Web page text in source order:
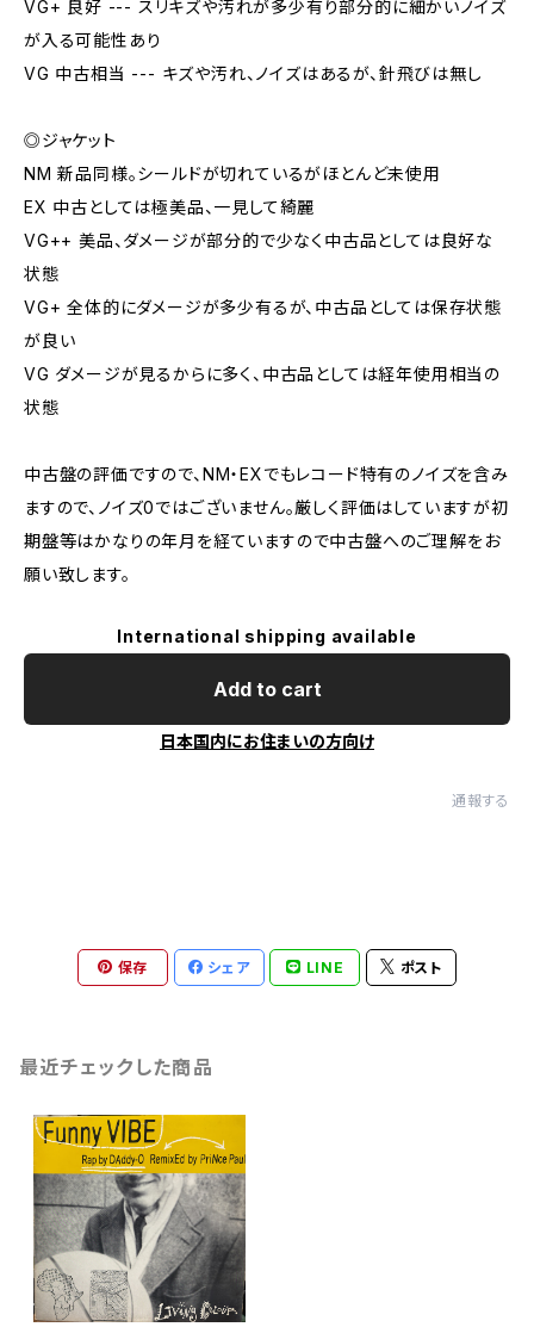
VG+ 良好 --- スリキズや汚れが多少有り部分的に細かいノイズ
が入る可能性あり
VG 中古相当 --- キズや汚れ、ノイズはあるが、針飛びは無し
◎ジャケット
NM 新品同様。シールドが切れているがほとんど未使用
EX 中古としては極美品、一見して綺麗
VG++ 美品、ダメージが部分的で少なく中古品としては良好な
状態
VG+ 全体的にダメージが多少有るが、中古品としては保存状態
が良い
VG ダメージが見るからに多く、中古品としては経年使用相当の
状態
中古盤の評価ですので、NM・EXでもレコード特有のノイズを含み
ますので、ノイズ0ではございません。厳しく評価はしていますが初
期盤等はかなりの年月を経ていますので中古盤へのご理解をお
願い致します。
International shipping available
Add to cart
日本国内にお住まいの方向け
通報する
保存 シェア LINE ポスト
最近チェックした商品